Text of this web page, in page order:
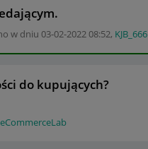
w dniu ‎03-02-202208:52, KJB_666
do kupujących?
eCommerceLab